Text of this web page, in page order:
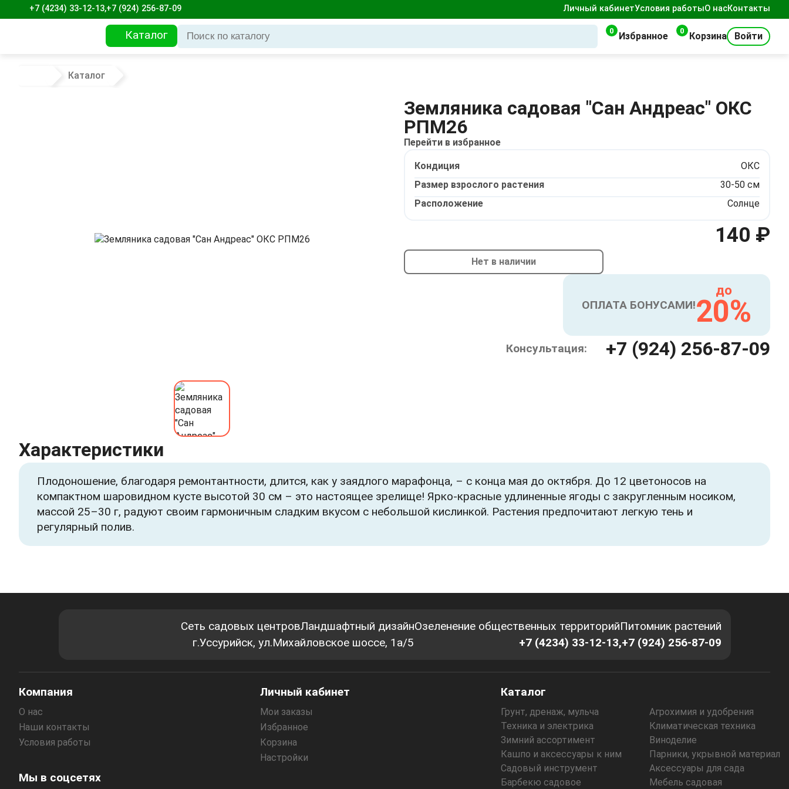
+7 (4234) 33-12-13,+7 (924) 256-87-09 Личный кабинетУсловия работыО насКонтакты
Каталог 0 Избранное 0 Корзина Войти
Каталог
Земляника садовая "Сан Андреас" ОКС
РПМ26
Перейти в избранное
Кондиция
ОКС
Размер взрослого растения
30-50 см
Расположение
Солнце
140 ₽
Нет в наличии
ОПЛАТА БОНУСАМИ!
до
20%
Консультация: +7 (924) 256-87-09
Характеристики
Плодоношение, благодаря ремонтантности, длится, как у заядлого марафонца, – с конца мая до октября. До 12 цветоносов на
компактном шаровидном кусте высотой 30 см – это настоящее зрелище! Ярко-красные удлиненные ягоды с закругленным носиком,
массой 25–30 г, радуют своим гармоничным сладким вкусом с небольшой кислинкой. Растения предпочитают легкую тень и
регулярный полив.
Сеть садовых центровЛандшафтный дизайнОзеленение общественных территорийПитомник растений
г.Уссурийск, ул.Михайловское шоссе, 1а/5
+7 (4234) 33-12-13,+7 (924) 256-87-09
Компания
О нас
Наши контакты
Условия работы
Личный кабинет
Мои заказы
Избранное
Корзина
Настройки
Мы в соцсетях
Каталог
Грунт, дренаж, мульча
Агрохимия и удобрения
Техника и электрика
Климатическая техника
Зимний ассортимент
Виноделие
Кашпо и аксессуары к ним
Парники, укрывной материал
Садовый инструмент
Аксессуары для сада
Барбекю садовое
Мебель садовая